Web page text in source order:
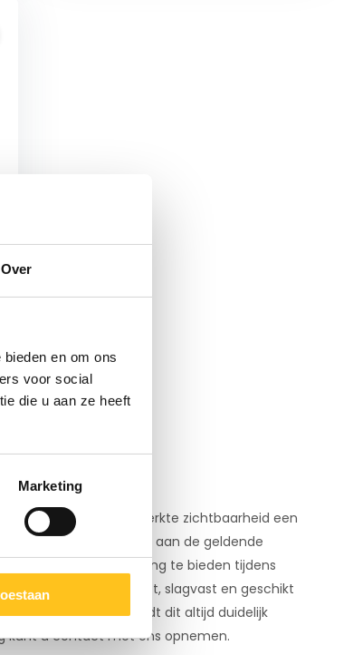
Over
en om ons
voor social
die u aan ze heeft
Marketing
explosiegevaar of beperkte zichtbaarheid een
die voldoen aan de geldende
zichtbare signalering te bieden tijdens
categorie zijn compact, slagvast en geschikt
is dan wordt dit altijd duidelijk
kunt u contact met ons opnemen.